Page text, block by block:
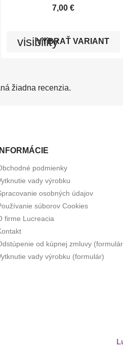
7,00 €
visibility
VYBRAŤ VARIANT
žiadna recenzia.
INFORMÁCIE
podmienky
vady výrobku
osobných údajov
súborov Cookies
firme Lucreacia
od kúpnej zmluvy
vady výrobku (formulár)